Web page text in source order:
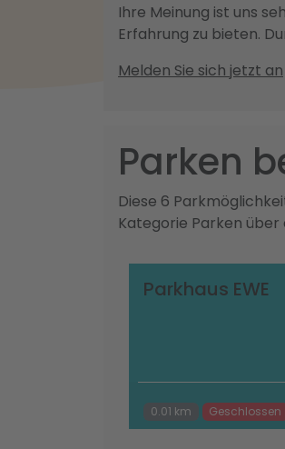
Ihre Meinung ist uns
Erfahrung zu bieten.
Melden Sie sich jetzt an
Parken
Diese 6
Kategorie Parken über
Parkhaus EWE
0.01 km Geschlossen